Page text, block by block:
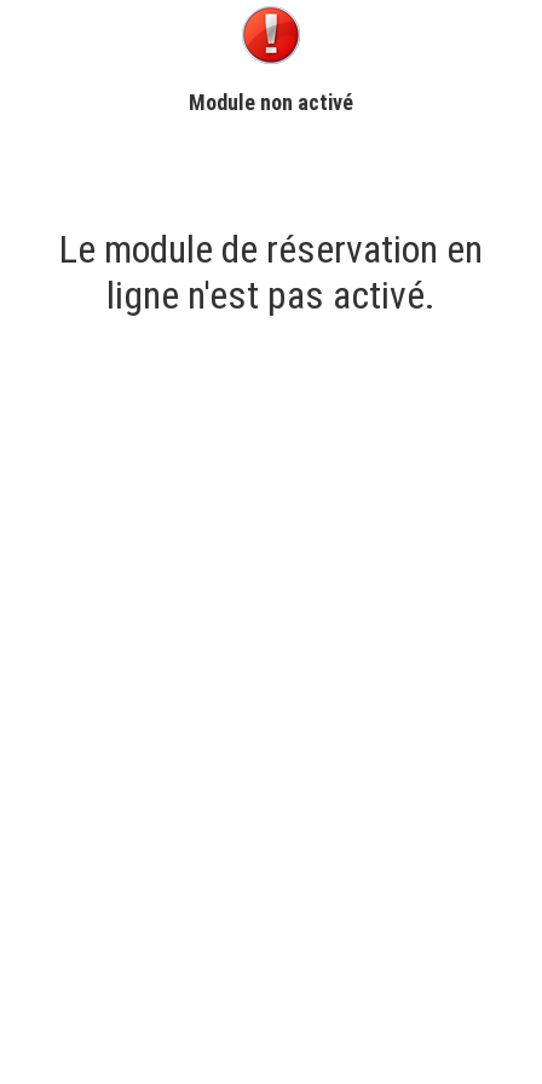
Module non activé
Le module de réservation en
ligne n'est pas activé.